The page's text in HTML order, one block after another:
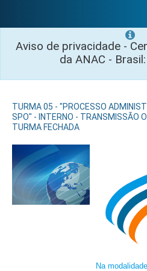
Aviso de privacidade -
da ANAC - Brasil:
TURMA 05 - "PROCESSO
SPO" - INTERNO - TRANSMISSÃO
TURMA FECHADA
Na